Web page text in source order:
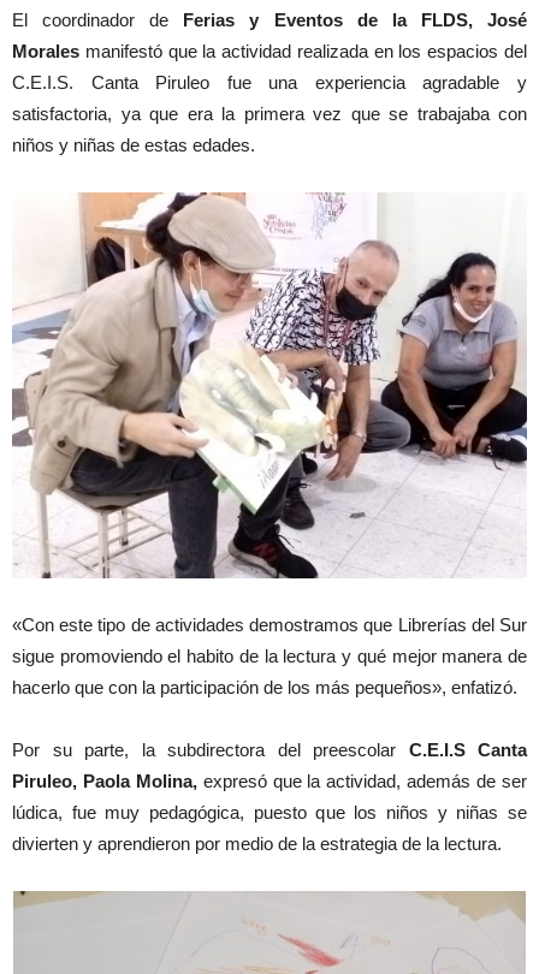
El coordinador de Ferias y Eventos de la FLDS, José
Morales manifestó que la actividad realizada en los espacios del
C.E.I.S. Canta Piruleo fue una experiencia agradable y
satisfactoria, ya que era la primera vez que se trabajaba con
niños y niñas de estas edades.
«Con este tipo de actividades demostramos que Librerías del Sur
sigue promoviendo el habito de la lectura y qué mejor manera de
hacerlo que con la participación de los más pequeños», enfatizó.
Por su parte, la subdirectora del preescolar C.E.I.S Canta
Piruleo, Paola Molina,expresó que la actividad, además de ser
lúdica, fue muy pedagógica, puesto que los niños y niñas se
divierten y aprendieron por medio de la estrategia de la lectura.